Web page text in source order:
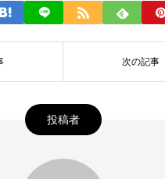
投稿者